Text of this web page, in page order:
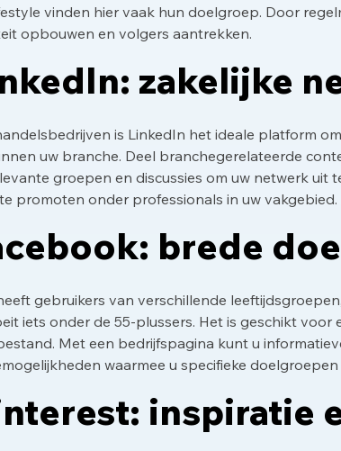
vinden hier vaak hun doelgroep. Door
opbouwen en volgers aantrekken.
zakelijke
is LinkedIn het ideale platform
uw branche. Deel branchegerelateerde
groepen en discussies om uw netwerk
promoten onder professionals in uw vakgebied.
brede
gebruikers van verschillende
iets onder de 55-plussers. Het is geschikt
Met een bedrijfspagina kunt u
waarmee u specifieke
inspiratie